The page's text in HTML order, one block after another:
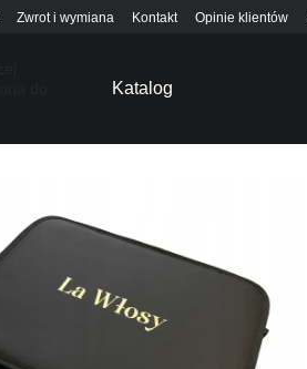
Zwrot i wymiana Kontakt Opinie klientów
Katalog